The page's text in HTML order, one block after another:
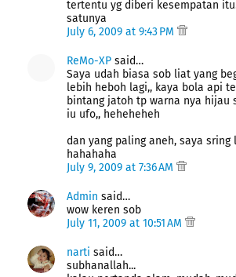
tertentu yg diberi kesempatan
satunya
July 6, 2009 at 9:43 PM
ReMo-XP said…
Saya udah biasa sob liat yang
lebih heboh lagi,, kaya bola api
bintang jatoh tp warna nya hijau
iu ufo,, heheheheh
dan yang paling aneh, saya sring
hahahaha
July 9, 2009 at 7:36 AM
Admin said…
wow keren sob
July 11, 2009 at 10:51 AM
narti said…
subhanallah...